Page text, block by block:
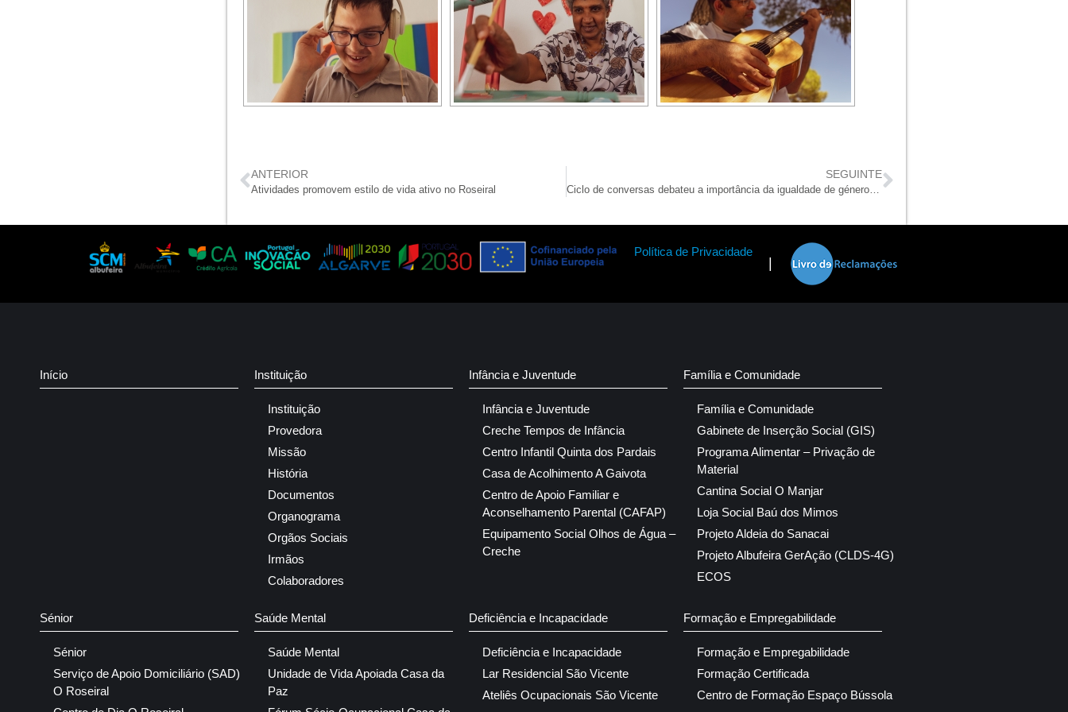
ANTERIOR
Atividades promovem estilo de vida ativo no Roseiral
SEGUINTE
Ciclo de conversas debateu a importância da igualdade de género na família
Política de Privacidade
Início Instituição
Instituição
Provedora
Missão
História
Documentos
Organograma
Orgãos Sociais
Irmãos
Colaboradores
Infância e Juventude
Infância e Juventude
Creche Tempos de Infância
Centro Infantil Quinta dos Pardais
Casa de Acolhimento A Gaivota
Centro de Apoio Familiar e
Aconselhamento Parental (CAFAP)
Equipamento Social Olhos de Água –
Creche
Família e Comunidade
Família e Comunidade
Gabinete de Inserção Social (GIS)
Programa Alimentar – Privação de
Material
Cantina Social O Manjar
Loja Social Baú dos Mimos
Projeto Aldeia do Sanacai
Projeto Albufeira GerAção (CLDS-4G)
ECOS
Sénior
Sénior
Serviço de Apoio Domiciliário (SAD)
O Roseiral
Saúde Mental
Saúde Mental
Unidade de Vida Apoiada Casa da
Paz
Deficiência e Incapacidade
Deficiência e Incapacidade
Lar Residencial São Vicente
Ateliês Ocupacionais São Vicente
Formação e Empregabilidade
Formação e Empregabilidade
Formação Certificada
Centro de Formação Espaço Bússola